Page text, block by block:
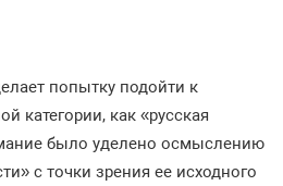
попытку подойти к
категории, как «русская
было уделено осмыслению
с точки зрения ее исходного